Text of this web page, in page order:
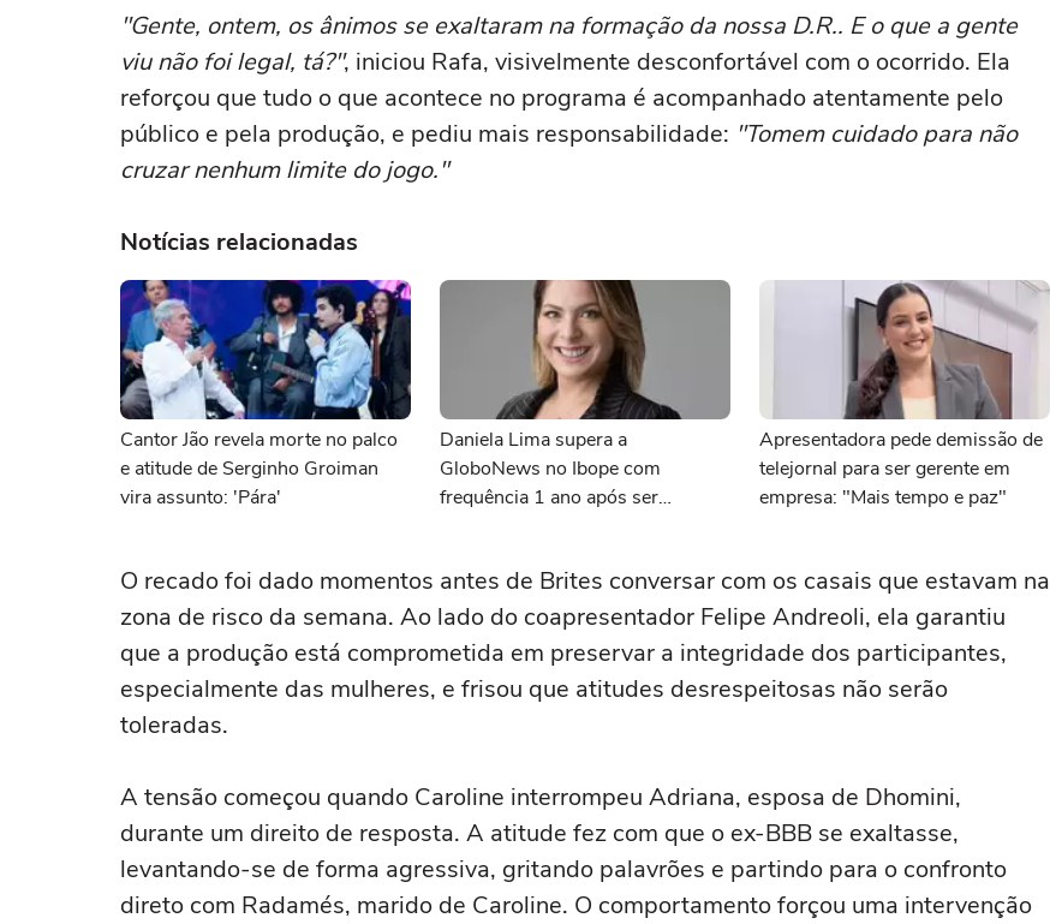
"Gente, ontem, os ânimos se exaltaram na formação da nossa D.R.. E o que a gente
viu não foi legal, tá?", iniciou Rafa, visivelmente desconfortável com o ocorrido. Ela
reforçou que tudo o que acontece no programa é acompanhado atentamente pelo
público e pela produção, e pediu mais responsabilidade: "Tomem cuidado para não
cruzar nenhum limite do jogo."
Notícias relacionadas
Cantor Jão revela morte no palco
e atitude de Serginho Groiman
vira assunto: 'Pára'
Daniela Lima supera a
GloboNews no Ibope com
frequência 1 ano após ser
Apresentadora pede demissão de
telejornal para ser gerente em
empresa: "Mais tempo e paz"
O recado foi dado momentos antes de Brites conversar com os casais que estavam na
zona de risco da semana. Ao lado do coapresentador Felipe Andreoli, ela garantiu
que a produção está comprometida em preservar a integridade dos participantes,
especialmente das mulheres, e frisou que atitudes desrespeitosas não serão
toleradas.
A tensão começou quando Caroline interrompeu Adriana, esposa de Dhomini,
durante um direito de resposta. A atitude fez com que o ex-BBB se exaltasse,
levantando-se de forma agressiva, gritando palavrões e partindo para o confronto
direto com Radamés, marido de Caroline. O comportamento forçou uma intervenção